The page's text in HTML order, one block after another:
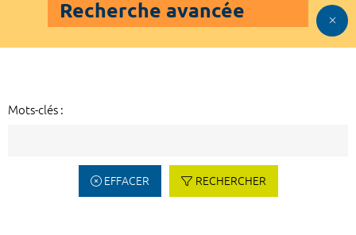
Recherche avancée
Mots-clés :
EFFACER RECHERCHER